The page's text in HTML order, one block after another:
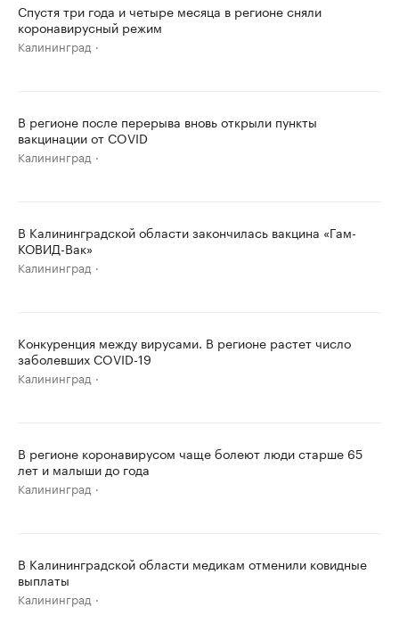
Спустя три года и четыре месяца в регионе сняли
коронавирусный режим
Калининград
В регионе после перерыва вновь открыли пункты
вакцинации от COVID
Калининград
В Калининградской области закончилась вакцина «Гам-
КОВИД-Вак»
Калининград
Конкуренция между вирусами. В регионе растет число
заболевших COVID-19
Калининград
В регионе коронавирусом чаще болеют люди старше 65
лет и малыши до года
Калининград
В Калининградской области медикам отменили ковидные
выплаты
Калининград